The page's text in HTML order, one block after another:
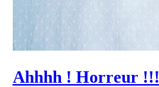
Ahhhh ! Horreur !!!